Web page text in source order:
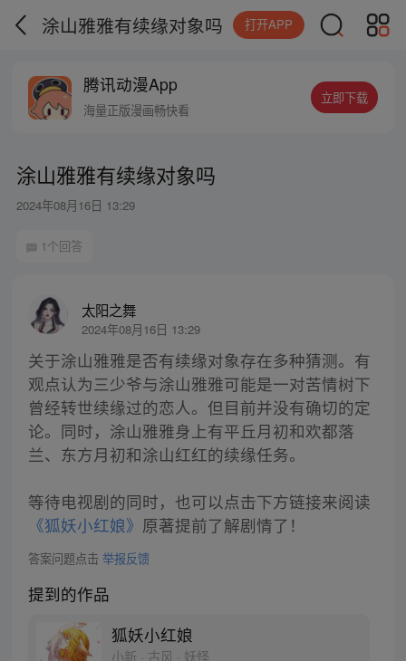
涂山雅雅有续缘对象吗 打开APP
腾讯动漫App
海量正版漫画畅快看
立即下载
涂山雅雅有续缘对象吗
2024年08月16日 13:29
1个回答
太阳之舞
2024年08月16日 13:29
关于涂山雅雅是否有续缘对象存在多种猜测。有
观点认为三少爷与涂山雅雅可能是一对苦情树下
曾经转世续缘过的恋人。但目前并没有确切的定
论。同时，涂山雅雅身上有平丘月初和欢都落
兰、东方月初和涂山红红的续缘任务。
等待电视剧的同时，也可以点击下方链接来阅读
《狐妖小红娘》 原著提前了解剧情了！
答案问题点击 举报反馈
提到的作品
狐妖小红娘
小新 · 古风 · 妖怪